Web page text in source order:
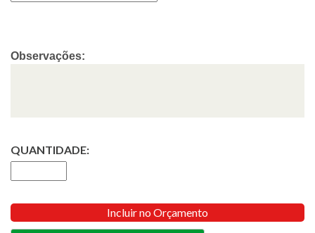
Observações:
QUANTIDADE:
Incluir no Orçamento